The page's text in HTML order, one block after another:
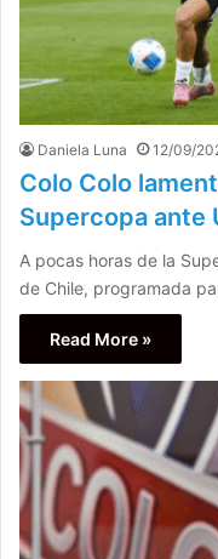
Daniela Luna 12/09/
Colo Colo
Supercopa ante
A pocas horas de la
de Chile, programada
Read More »